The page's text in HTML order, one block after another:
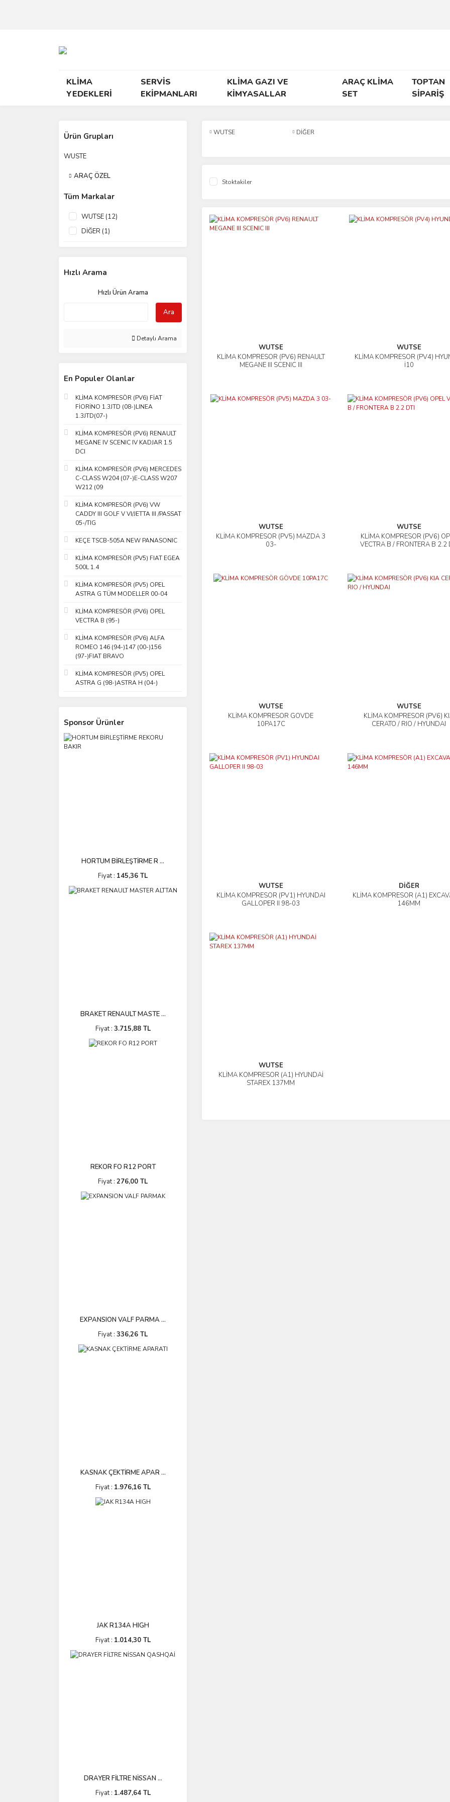
KLİMA
YEDEKLERİ
SERVİS
EKİPMANLARI
KLİMA GAZI VE
KİMYASALLAR
ARAÇ KLİMA
SET
TOPTAN
SİPARİŞ
Ürün Grupları
WUSTE
ARAÇ ÖZEL
Tüm Markalar
WUTSE (12)
DİĞER (1)
Hızlı Arama
Hızlı Ürün Arama
Ara
Detaylı Arama
En Populer Olanlar
KLİMA KOMPRESÖR (PV6) FİAT
FİORİNO 1.3JTD (08-)LINEA
1.3JTD(07-)
KLİMA KOMPRESÖR (PV6) RENAULT
MEGANE IV SCENIC IV KADJAR 1.5
DCI
KLİMA KOMPRESÖR (PV6) MERCEDES
C-CLASS W204 (07-)E-CLASS W207
W212 (09
KLİMA KOMPRESÖR (PV6) VW
CADDY III GOLF V VI/JETTA III /PASSAT
05-/TIG
KEÇE TSCB-505A NEW PANASONIC
KLİMA KOMPRESÖR (PV5) FIAT EGEA
500L 1.4
KLİMA KOMPRESÖR (PV5) OPEL
ASTRA G TÜM MODELLER 00-04
KLİMA KOMPRESÖR (PV6) OPEL
VECTRA B (95-)
KLİMA KOMPRESÖR (PV6) ALFA
ROMEO 146 (94-)147 (00-)156
(97-)FIAT BRAVO
KLİMA KOMPRESÖR (PV5) OPEL
ASTRA G (98-)ASTRA H (04-)
Sponsor Ürünler
HORTUM BİRLEŞTİRME R ...
Fiyat : 145,36 TL
BRAKET RENAULT MASTE ...
Fiyat : 3.715,88 TL
REKOR FO R12 PORT
Fiyat : 276,00 TL
EXPANSION VALF PARMA ...
Fiyat : 336,26 TL
KASNAK ÇEKTİRME APAR ...
Fiyat : 1.976,16 TL
JAK R134A HIGH
Fiyat : 1.014,30 TL
DRAYER FİLTRE NİSSAN ...
Fiyat : 1.487,64 TL
WUTSE DİĞER
Stoktakiler
WUTSE
KLİMA KOMPRESÖR (PV6) RENAULT
MEGANE III SCENIC III
İncele
WUTSE
KLİMA KOMPRESÖR (PV4)
İ10
İncele
WUTSE
KLİMA KOMPRESÖR (PV5) MAZDA 3
03-
İncele
WUTSE
KLİMA KOMPRESÖR (PV6)
VECTRA B / FRONTERA B 2.2
İncele
WUTSE
KLİMA KOMPRESÖR GÖVDE
10PA17C
İncele
WUTSE
KLİMA KOMPRESÖR (PV6)
CERATO / RIO / HYUNDAI
İncele
WUTSE
KLİMA KOMPRESÖR (PV1) HYUNDAI
GALLOPER II 98-03
İncele
DİĞER
KLİMA KOMPRESÖR (A1)
146MM
İncele
WUTSE
KLİMA KOMPRESÖR (A1) HYUNDAİ
STAREX 137MM
İncele